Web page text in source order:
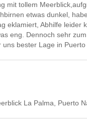
mit tollem
etwas dunkel,
eklamiert, Abhilfe leider
eng. Dennoch sehr
uns bester Lage in Puerto
La Palma, Puerto